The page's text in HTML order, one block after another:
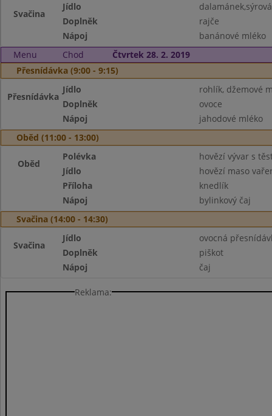
Svačina
Jídlo
Doplněk
rajče
Nápoj
banánové mléko
Menu
Chod
Čtvrtek 28. 2. 2019
Přesnídávka (9:00 - 9:15)
Přesnídávka
Jídlo
rohlík, džemové
Doplněk
ovoce
Nápoj
jahodové mléko
Oběd (11:00 - 13:00)
Oběd
Polévka
hovězí vývar s
Jídlo
hovězí maso
Příloha
knedlík
Nápoj
bylinkový čaj
Svačina (14:00 - 14:30)
Svačina
Jídlo
ovocná
Doplněk
piškot
Nápoj
čaj
Reklama: